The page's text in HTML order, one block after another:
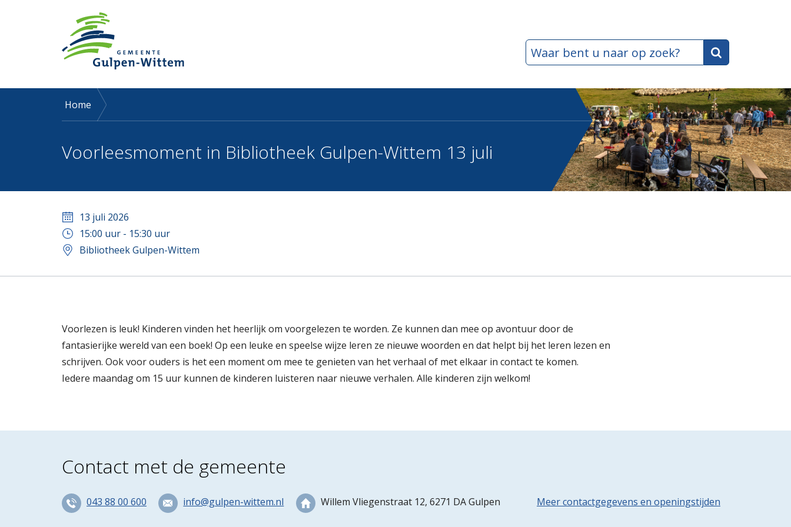
Home
Voorleesmoment in Bibliotheek Gulpen-Wittem 13 juli
13 juli 2026
15:00 uur - 15:30 uur
Bibliotheek Gulpen-Wittem
Voorlezen is leuk! Kinderen vinden het heerlijk om voorgelezen te worden. Ze kunnen dan mee op avontuur door de
fantasierijke wereld van een boek! Op een leuke en speelse wijze leren ze nieuwe woorden en dat helpt bij het leren lezen en
schrijven. Ook voor ouders is het een moment om mee te genieten van het verhaal of met elkaar in contact te komen.
Iedere maandag om 15 uur kunnen de kinderen luisteren naar nieuwe verhalen. Alle kinderen zijn welkom!
Contact met de gemeente
043 88 00 600 info@gulpen-wittem.nl Willem Vliegenstraat 12, 6271 DA Gulpen Meer contactgegevens en openingstijden